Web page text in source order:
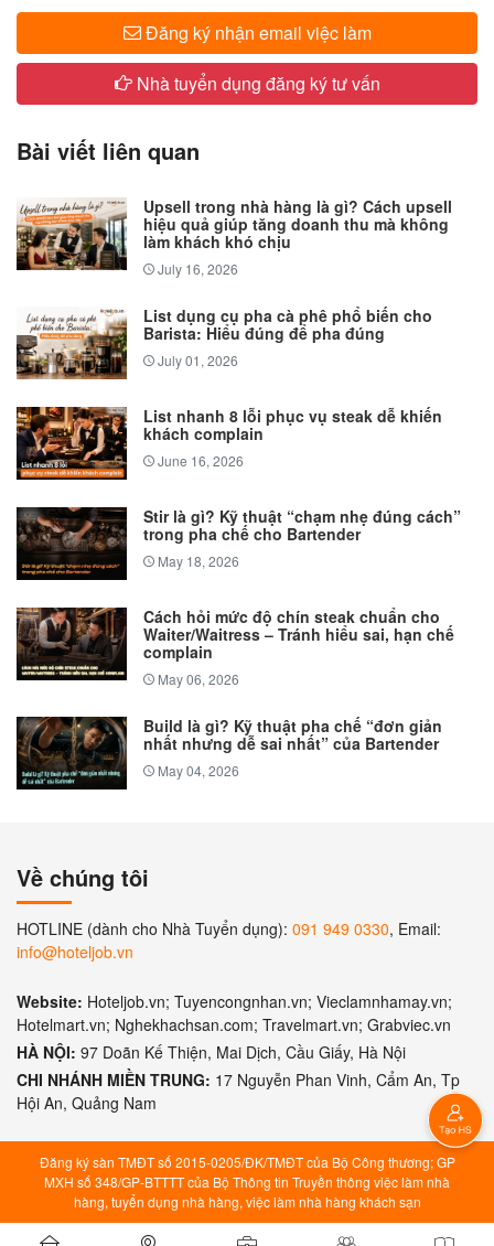
Đăng ký nhận email việc làm
Nhà tuyển dụng đăng ký tư vấn
Bài viết liên quan
Upsell trong nhà hàng là gì? Cách upsell
hiệu quả giúp tăng doanh thu mà không
làm khách khó chịu
July 16, 2026
List dụng cụ pha cà phê phổ biến cho
Barista: Hiểu đúng để pha đúng
July 01, 2026
List nhanh 8 lỗi phục vụ steak dễ khiến
khách complain
June 16, 2026
Stir là gì? Kỹ thuật “chạm nhẹ đúng cách”
trong pha chế cho Bartender
May 18, 2026
Cách hỏi mức độ chín steak chuẩn cho
Waiter/Waitress – Tránh hiểu sai, hạn chế
complain
May 06, 2026
Build là gì? Kỹ thuật pha chế “đơn giản
nhất nhưng dễ sai nhất” của Bartender
May 04, 2026
Về chúng tôi
HOTLINE (dành cho Nhà Tuyển dụng): 091 949 0330, Email:
info@hoteljob.vn
Website: Hoteljob.vn; Tuyencongnhan.vn; Vieclamnhamay.vn;
Hotelmart.vn; Nghekhachsan.com; Travelmart.vn; Grabviec.vn
HÀ NỘI: 97 Doãn Kế Thiện, Mai Dịch, Cầu Giấy, Hà Nội
CHI NHÁNH MIỀN TRUNG: 17 Nguyễn Phan Vinh, Cẩm An, Tp
Hội An, Quảng Nam
Đăng ký sàn TMĐT số 2015-0205/ĐK/TMĐT của Bộ Công thương; GP
MXH số 348/GP-BTTTT của Bộ Thông tin Truyền thông việc làm nhà
hàng, tuyển dụng nhà hàng, việc làm nhà hàng khách sạn